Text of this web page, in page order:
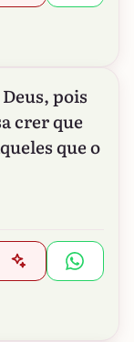
pois
crer que
que o